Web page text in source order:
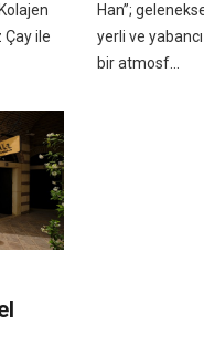
ile
Han”;
yerli ve
bir atmosf...